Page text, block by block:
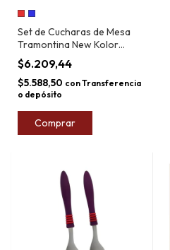
Set de Cucharas de Mesa
Tramontina New Kolor
Blister x6
$6.209,44
$5.588,50 conTransferencia
o depósito
Comprar